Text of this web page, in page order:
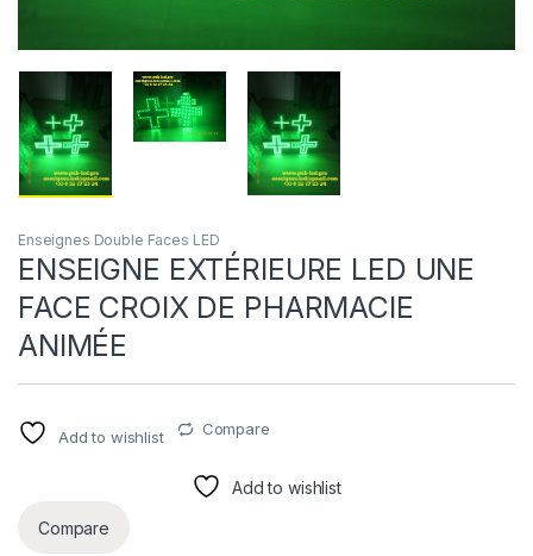
Enseignes Double Faces LED
ENSEIGNE EXTÉRIEURE LED UNE
FACE CROIX DE PHARMACIE
ANIMÉE
Add to wishlist Compare
Add to wishlist
Compare